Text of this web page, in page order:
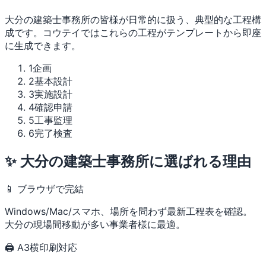
大分の建築士事務所の皆様が日常的に扱う、典型的な工程構
成です。コウテイではこれらの工程がテンプレートから即座
に生成できます。
1企画
2基本設計
3実施設計
4確認申請
5工事監理
6完了検査
✨ 大分の建築士事務所に選ばれる理由
📱 ブラウザで完結
Windows/Mac/スマホ、場所を問わず最新工程表を確認。
大分の現場間移動が多い事業者様に最適。
🖨 A3横印刷対応